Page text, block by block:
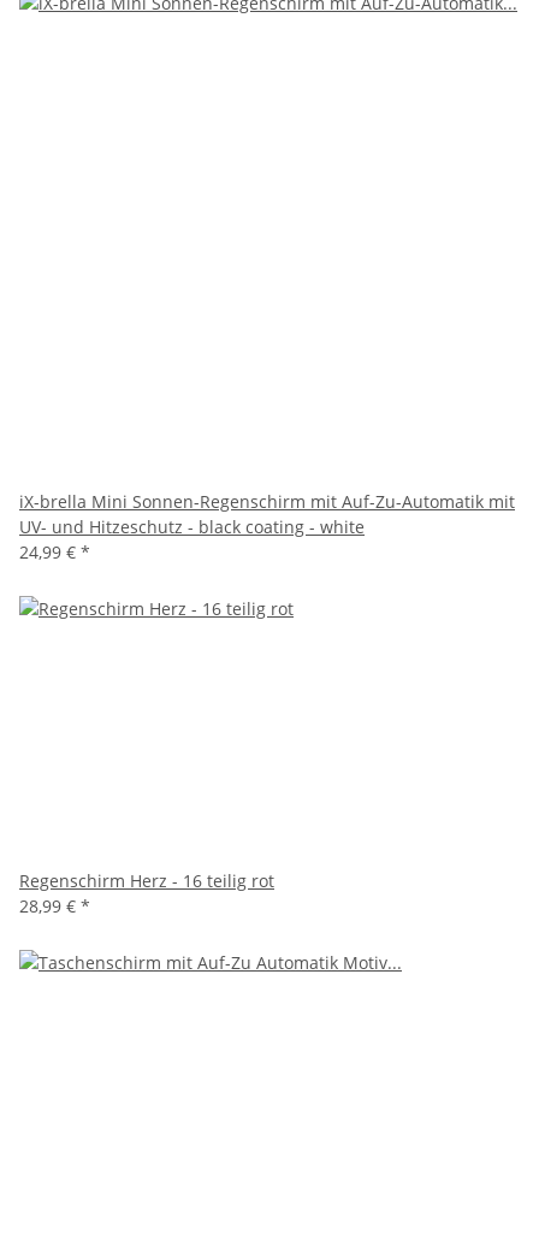
iX-brella Mini Sonnen-Regenschirm mit Auf-Zu-Automatik mit
UV- und Hitzeschutz - black coating - white
24,99 € *
Regenschirm Herz - 16 teilig rot
28,99 € *